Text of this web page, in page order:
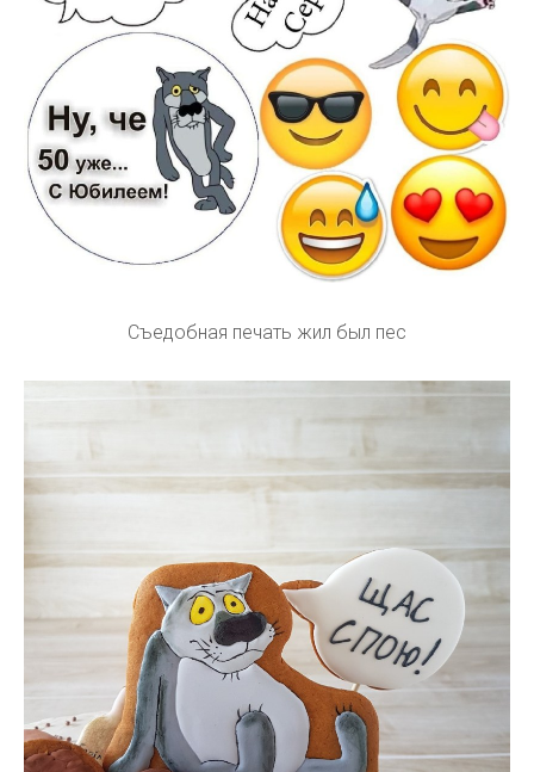
Съедобная печать жил был пес